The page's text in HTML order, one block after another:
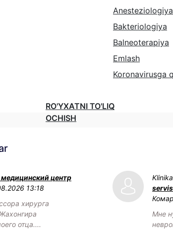
Bakteriologiya
Balneoterapiya
Emlash
Koronavirusga
RO'YXATNI TO'LIQ
OCHISH
медицинский центр
13:18
хирурга
отца....
Мне